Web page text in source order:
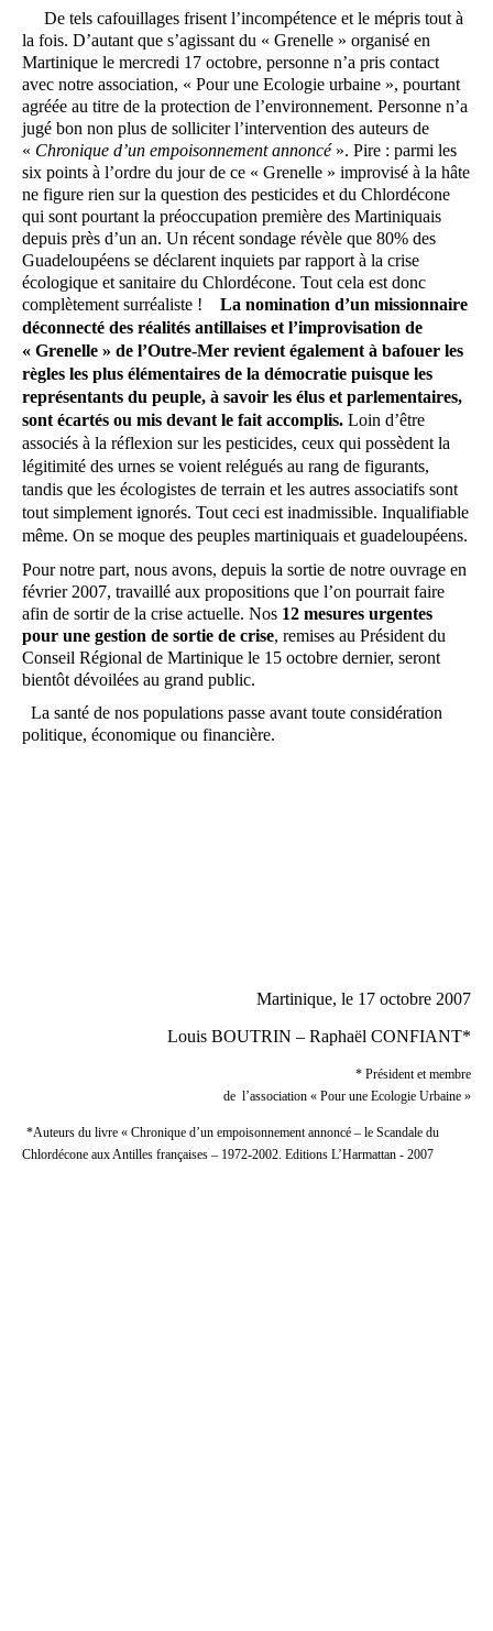
De tels cafouillages frisent l’incompétence et le mépris tout à
la fois. D’autant que s’agissant du « Grenelle » organisé en
Martinique le mercredi 17 octobre, personne n’a pris contact
avec notre association, « Pour une Ecologie urbaine », pourtant
agréée au titre de la protection de l’environnement. Personne n’a
jugé bon non plus de solliciter l’intervention des auteurs de
« Chronique d’un empoisonnement annoncé». Pire : parmi les
six points à l’ordre du jour de ce « Grenelle » improvisé à la hâte
ne figure rien sur la question des pesticides et du Chlordécone
qui sont pourtant la préoccupation première des Martiniquais
depuis près d’un an. Un récent sondage révèle que 80% des
Guadeloupéens se déclarent inquiets par rapport à la crise
écologique et sanitaire du Chlordécone. Tout cela est donc
complètement surréaliste !
La nomination d’un missionnaire
déconnecté des réalités antillaises et l’improvisation de
« Grenelle » de l’Outre-Mer revient également à bafouer les
règles les plus élémentaires de la démocratie puisque les
représentants du peuple, à savoir les élus et parlementaires,
sont écartés ou mis devant le fait accomplis. Loin d’être
associés à la réflexion sur les pesticides, ceux qui possèdent la
légitimité des urnes se voient relégués au rang de figurants,
tandis que les écologistes de terrain et les autres associatifs sont
tout simplement ignorés. Tout ceci est inadmissible. Inqualifiable
même. On se moque des peuples martiniquais et guadeloupéens.
Pour notre part, nous avons, depuis la sortie de notre ouvrage en
février 2007, travaillé aux propositions que l’on pourrait faire
afin de sortir de la crise actuelle. Nos 12 mesures urgentes
pour une gestion de sortie de crise, remises au Président du
Conseil Régional de Martinique le 15 octobre dernier, seront
bientôt dévoilées au grand public.
La santé de nos populations passe avant toute considération
politique, économique ou financière.
Martinique, le 17 octobre 2007
Louis BOUTRIN – Raphaël CONFIANT*
* Président et membre
de l’association « Pour une Ecologie Urbaine »
*Auteurs du livre « Chronique d’un empoisonnement annoncé – le Scandale du
Chlordécone aux Antilles françaises – 1972-2002. Editions L’Harmattan - 2007